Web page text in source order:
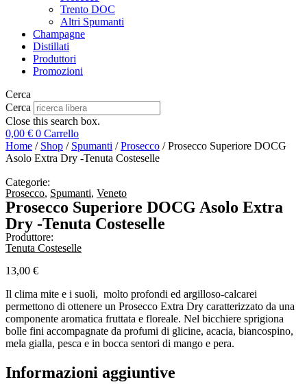
Trento DOC
Altri Spumanti
Champagne
Distillati
Produttori
Promozioni
Cerca
Cerca
Close this search box.
0,00 € 0 Carrello
Home / Shop / Spumanti /Prosecco / Prosecco Superiore DOCG
Asolo Extra Dry -Tenuta Costeselle
Categorie:
Prosecco, Spumanti, Veneto
Prosecco Superiore DOCG Asolo Extra
Dry -Tenuta Costeselle
Produttore:
Tenuta Costeselle
13,00 €
Il clima mite e i suoli, molto profondi ed argilloso-calcarei
permettono di ottenere un Prosecco Extra Dry caratterizzato da una
componente aromatica fruttata e floreale. Nel bicchiere sprigiona
bolle fini accompagnate da profumi di glicine, acacia, biancospino,
mela gialla, pesca e in bocca sentori di mango e pera.
Informazioni aggiuntive